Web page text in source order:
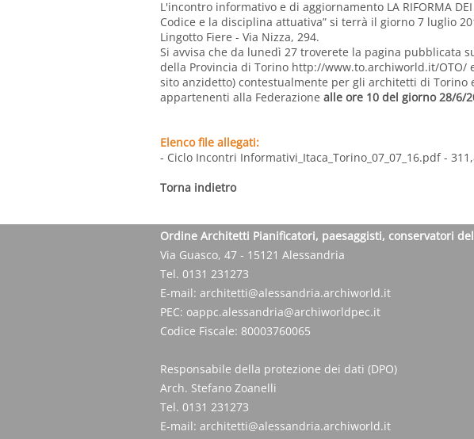
L'incontro informativo e di aggiornamento LA RIFORMA DEI
Codice e la disciplina attuativa” si terrà il giorno 7 luglio
Lingotto Fiere - Via Nizza, 294.
Si avvisa che da lunedì 27 troverete la pagina pubblicata
della Provincia di Torino http://www.to.archiworld.it/OTO/
sito anzidetto) contestualmente per gli architetti di Torino
appartenenti alla Federazione alle ore 10 del giorno 28/6/
Elenco file allegati:
- Ciclo Incontri Informativi_Itaca_Torino_07_07_16.pdf-
Torna indietro
Ordine Architetti Pianificatori, paesaggisti, conservatori
Via Guasco, 47 - 15121 Alessandria
Tel. 0131 231273
E-mail: architetti@alessandria.archiworld.it
PEC: oappc.alessandria@archiworldpec.it
Codice Fiscale: 80003760065
Responsabile della protezione dei dati (DPO)
Arch. Stefano Zoanelli
Tel. 0131 231273
E-mail: architetti@alessandria.archiworld.it